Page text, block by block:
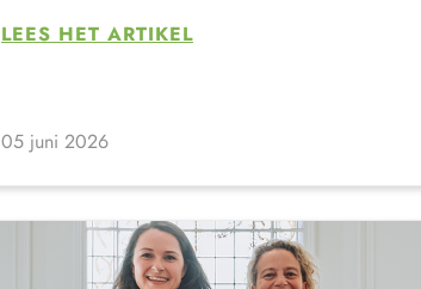
LEES HET ARTIKEL
05 juni 2026